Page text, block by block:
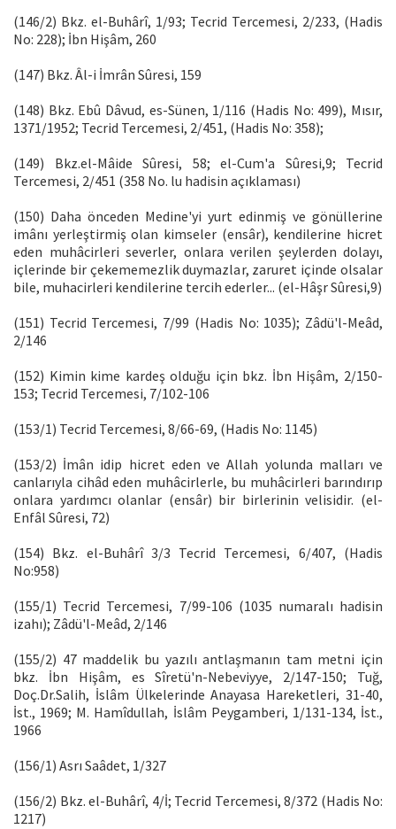
(146/2) Bkz. el-Buhârî, 1/93; Tecrid Tercemesi, 2/233, (Hadis
No: 228); İbn Hişâm, 260
(147) Bkz. Âl-i İmrân Sûresi, 159
(148) Bkz. Ebû Dâvud, es-Sünen, 1/116 (Hadis No: 499), Mısır,
1371/1952; Tecrid Tercemesi, 2/451, (Hadis No: 358);
(149) Bkz.el-Mâide Sûresi, 58; el-Cum'a Sûresi,9; Tecrid
Tercemesi, 2/451 (358 No. lu hadisin açıklaması)
(150) Daha önceden Medine'yi yurt edinmiş ve gönüllerine
imânı yerleştirmiş olan kimseler (ensâr), kendilerine hicret
eden muhâcirleri severler, onlara verilen şeylerden dolayı,
içlerinde bir çekememezlik duymazlar, zaruret içinde olsalar
bile, muhacirleri kendilerine tercih ederler... (el-Hâşr Sûresi,9)
(151) Tecrid Tercemesi, 7/99 (Hadis No: 1035); Zâdü'l-Meâd,
2/146
(152) Kimin kime kardeş olduğu için bkz. İbn Hişâm, 2/150-
153; Tecrid Tercemesi, 7/102-106
(153/1) Tecrid Tercemesi, 8/66-69, (Hadis No: 1145)
(153/2) İmân idip hicret eden ve Allah yolunda malları ve
canlarıyla cihâd eden muhâcirlerle, bu muhâcirleri barındırıp
onlara yardımcı olanlar (ensâr) bir birlerinin velisidir. (el-
Enfâl Sûresi, 72)
(154) Bkz. el-Buhârî 3/3 Tecrid Tercemesi, 6/407, (Hadis
No:958)
(155/1) Tecrid Tercemesi, 7/99-106 (1035 numaralı hadisin
izahı); Zâdü'l-Meâd, 2/146
(155/2) 47 maddelik bu yazılı antlaşmanın tam metni için
bkz. İbn Hişâm, es Sîretü'n-Nebeviyye, 2/147-150; Tuğ,
Doç.Dr.Salih, İslâm Ülkelerinde Anayasa Hareketleri, 31-40,
İst., 1969; M. Hamîdullah, İslâm Peygamberi, 1/131-134, İst.,
1966
(156/1) Asrı Saâdet, 1/327
(156/2) Bkz. el-Buhârî, 4/İ; Tecrid Tercemesi, 8/372 (Hadis No:
1217)